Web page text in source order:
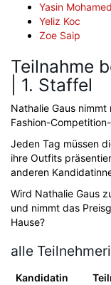
Yasin Mohamed
Yeliz Koc
Zoe Saip
Teilnahme
| 1. Staffel
Nathalie Gaus
Fashion-
Jeden Tag müssen
ihre Outfits
anderen
Wird Nathalie Gaus
und nimmt das
Hause?
alle
Kandidatin